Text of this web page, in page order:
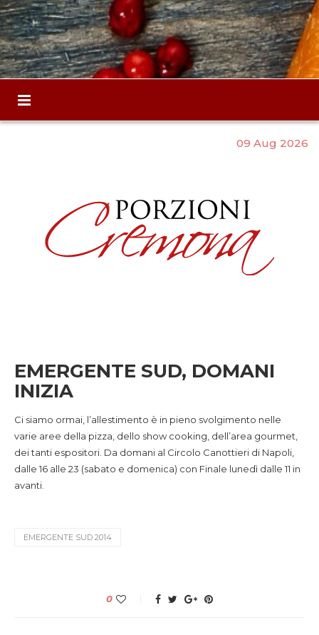
09 Aug 2026
EMERGENTE SUD, DOMANI
INIZIA
Ci siamo ormai, l’allestimento è in pieno svolgimento nelle
varie aree della pizza, dello show cooking, dell’area gourmet,
dei tanti espositori. Da domani al Circolo Canottieri di Napoli,
dalle 16 alle 23 (sabato e domenica) con Finale lunedì dalle 11 in
avanti.
EMERGENTE SUD 2014
0